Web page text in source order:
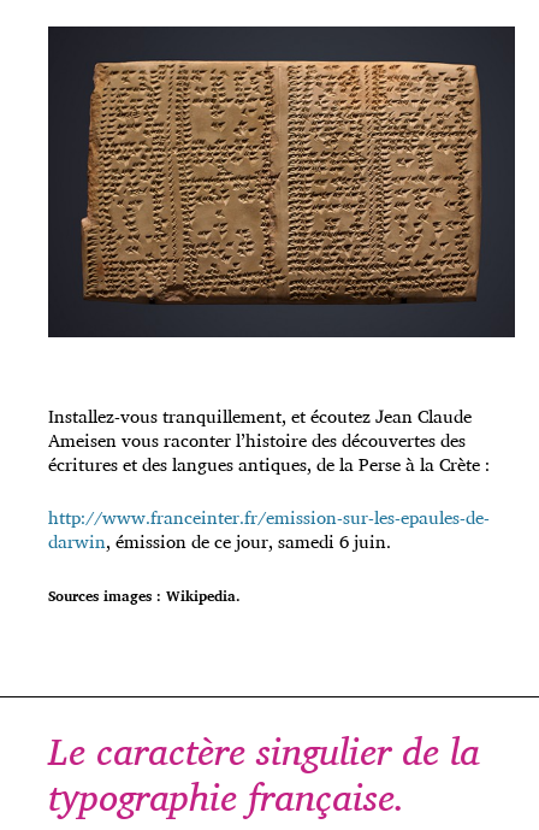
Installez-vous tranquillement, et écoutez Jean Claude
Ameisen vous raconter l’histoire des découvertes des
écritures et des langues antiques, de la Perse à la Crète :
http://www.franceinter.fr/emission-sur-les-epaules-de-
darwin, émission de ce jour, samedi 6 juin.
Sources images : Wikipedia.
Le caractère singulier de la
typographie française.